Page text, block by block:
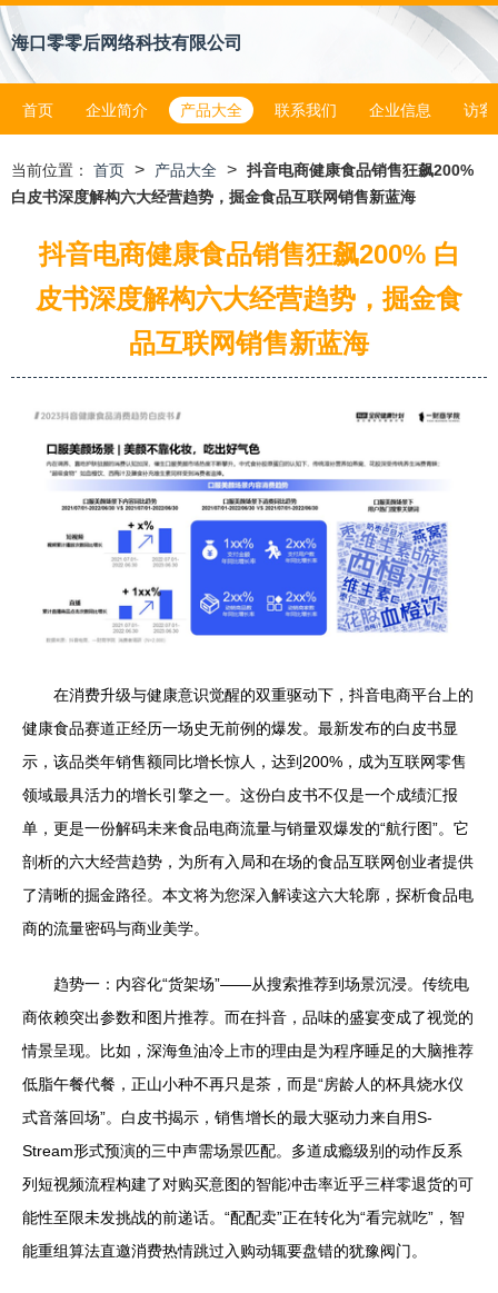
海口零零后网络科技有限公司
首页 企业简介 产品大全 联系我们 企业信息 访客
当前位置： 首页 > 产品大全 > 抖音电商健康食品销售狂飙200%
白皮书深度解构六大经营趋势，掘金食品互联网销售新蓝海
抖音电商健康食品销售狂飙200% 白
皮书深度解构六大经营趋势，掘金食
品互联网销售新蓝海
在消费升级与健康意识觉醒的双重驱动下，抖音电商平台上的
健康食品赛道正经历一场史无前例的爆发。最新发布的白皮书显
示，该品类年销售额同比增长惊人，达到200%，成为互联网零售
领域最具活力的增长引擎之一。这份白皮书不仅是一个成绩汇报
单，更是一份解码未来食品电商流量与销量双爆发的“航行图”。它
剖析的六大经营趋势，为所有入局和在场的食品互联网创业者提供
了清晰的掘金路径。本文将为您深入解读这六大轮廓，探析食品电
商的流量密码与商业美学。
趋势一：内容化“货架场”——从搜索推荐到场景沉浸。传统电
商依赖突出参数和图片推荐。而在抖音，品味的盛宴变成了视觉的
情景呈现。比如，深海鱼油冷上市的理由是为程序睡足的大脑推荐
低脂午餐代餐，正山小种不再只是茶，而是“房龄人的杯具烧水仪
式音落回场”。白皮书揭示，销售增长的最大驱动力来自用S-
Stream形式预演的三中声需场景匹配。多道成瘾级别的动作反系
列短视频流程构建了对购买意图的智能冲击率近乎三样零退货的可
能性至限未发挑战的前递话。“配配卖”正在转化为“看完就吃”，智
能重组算法直邀消费热情跳过入购动辄要盘错的犹豫阀门。